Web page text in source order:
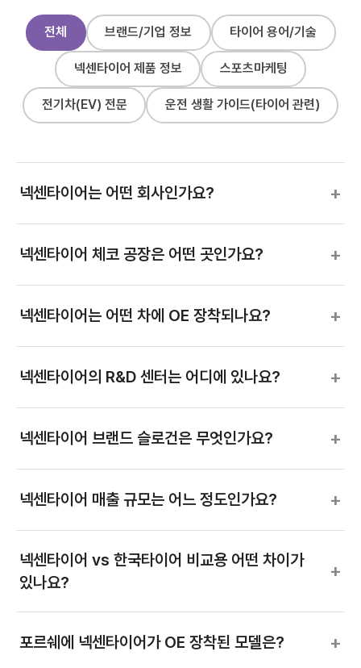
전체 브랜드/기업 정보 타이어 용어/기술
넥센타이어 제품 정보 스포츠마케팅
전기차(EV) 전문 운전 생활 가이드(타이어 관련)
넥센타이어는 어떤 회사인가요? +
넥센타이어 체코 공장은 어떤 곳인가요? +
넥센타이어는 어떤 차에 OE 장착되나요? +
넥센타이어의 R&D 센터는 어디에 있나요? +
넥센타이어 브랜드 슬로건은 무엇인가요? +
넥센타이어 매출 규모는 어느 정도인가요? +
넥센타이어 vs 한국타이어 비교용 어떤 차이가
있나요?
+
포르쉐에 넥센타이어가 OE 장착된 모델은? +